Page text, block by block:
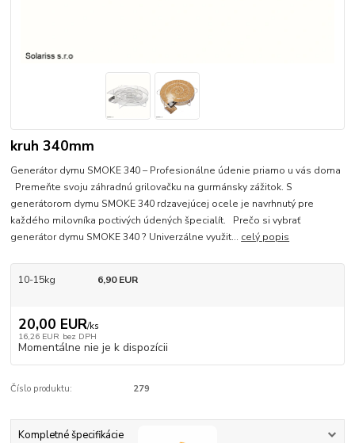
kruh 340mm
Generátor dymu SMOKE 340 – Profesionálne údenie priamo u vás doma
Premeňte svoju záhradnú grilovačku na gurmánsky zážitok. S
generátorom dymu SMOKE 340 rdzavejúcej ocele je navrhnutý pre
každého milovníka poctivých údených špecialít. Prečo si vybrať
generátor dymu SMOKE 340 ? Univerzálne využit... celý popis
10-15kg 6,90 EUR
20,00 EUR/ks
16,26 EUR bez DPH
Momentálne nie je k dispozícii
Číslo produktu: 279
Kompletné špecifikácie